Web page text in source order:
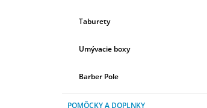
Taburety
Umývacie boxy
Barber Pole
POMÔCKY A DOPLNKY